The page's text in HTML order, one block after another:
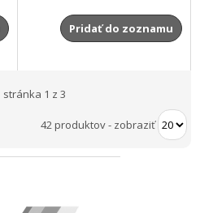
Pridať do zoznamu
stránka 1 z 3
42 produktov- zobraziť